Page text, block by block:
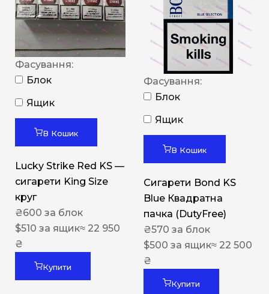
Фасування:
Блок
Ящик
В Кошик
Lucky Strike Red KS —
сигарети King Size
круг
₴600 за блок
$510 за ящик≈ 22 950
₴
Купити
Фасування:
Блок
Ящик
В Кошик
Сигарети Bond KS
Blue Квадратна
пачка (DutyFree)
₴570 за блок
$500 за ящик≈ 22 500
₴
Купити